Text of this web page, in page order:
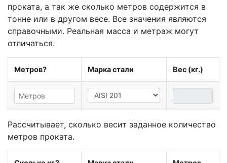
проката, а так же сколько метров содержится в
тонне или в другом весе. Все значения являются
справочными. Реальная масса и метраж могут
отличаться.
Метров? Марка стали Вес (кг.)
Рассчитывает, сколько весит заданное количество
метров проката.